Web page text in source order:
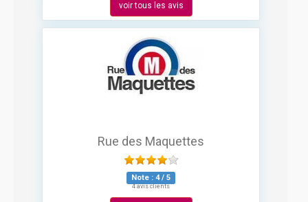
voir tous les avis
Rue des Maquettes
Note : 4/ 5
4 avis clients